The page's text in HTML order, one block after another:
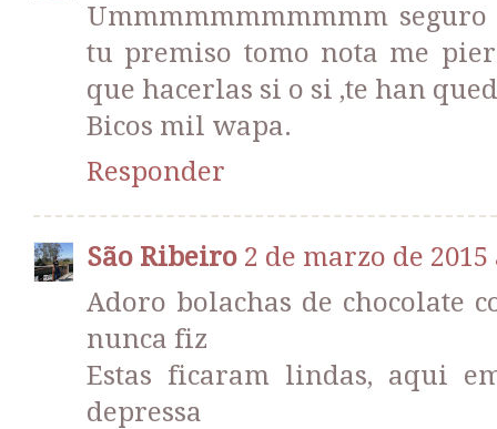
Ummmmmmmmmmm
tu premiso tomo nota me
que hacerlas si o si ,te han
Bicos mil wapa.
Responder
São Ribeiro 2 de marzo de 2015
Adoro bolachas de chocolate
nunca fiz
Estas ficaram lindas, aqui
depressa